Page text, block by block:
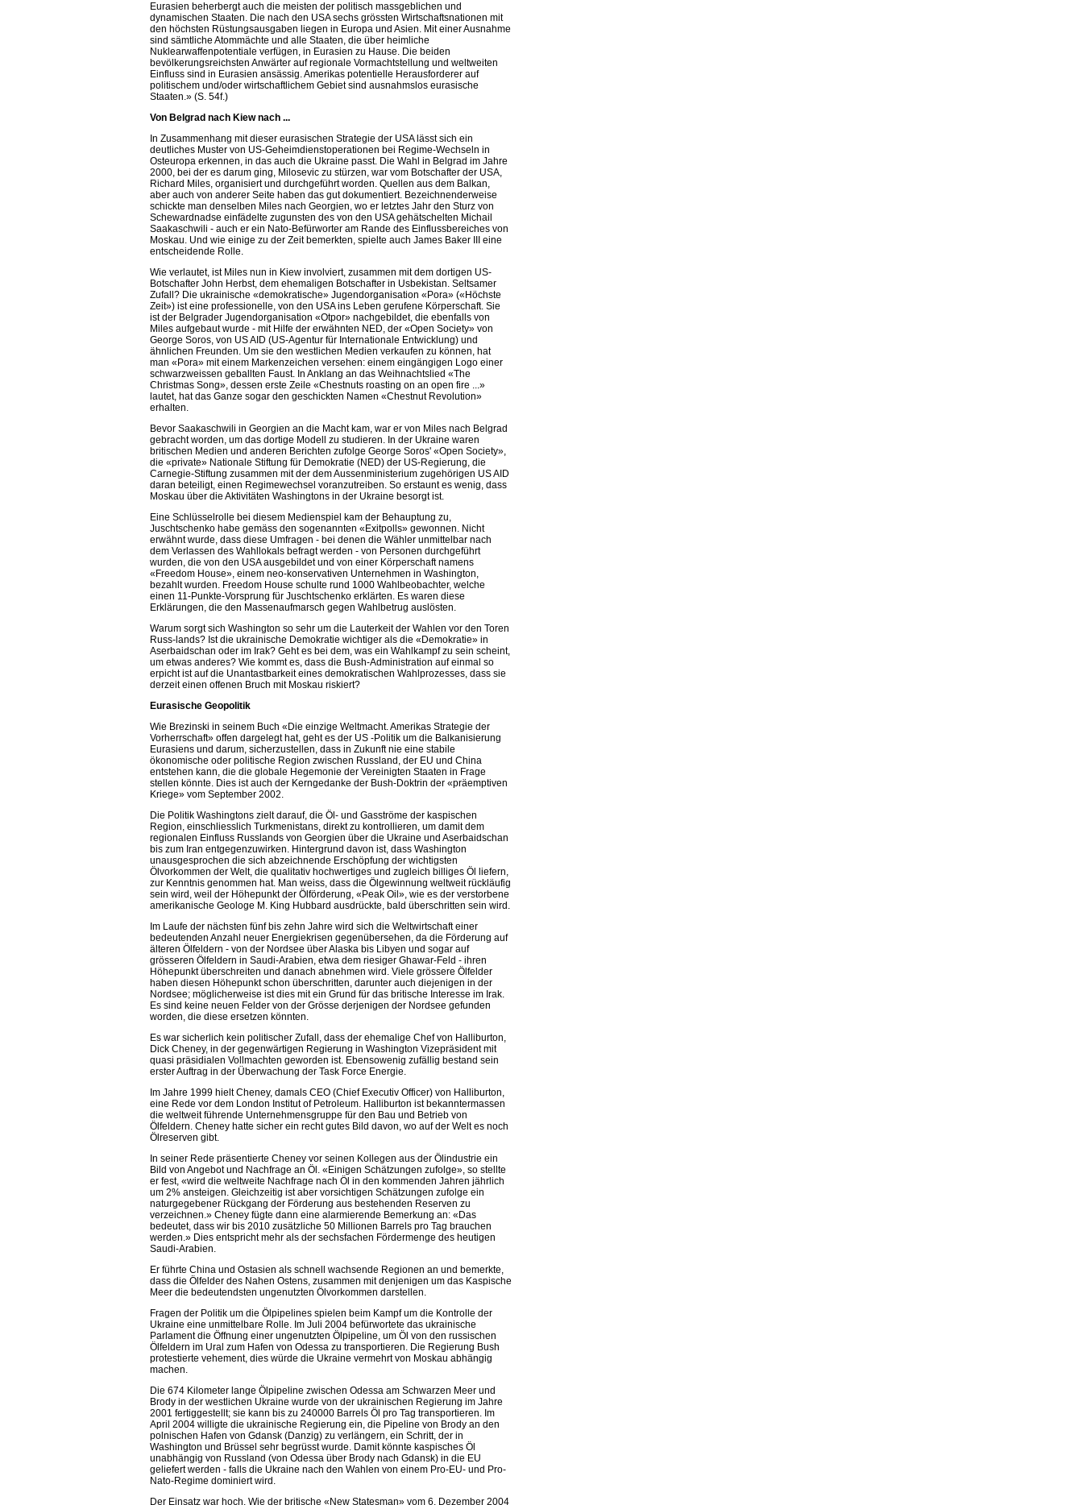
Eurasien beherbergt auch die meisten der politisch massgeblichen und
dynamischen Staaten. Die nach den USA sechs grössten Wirtschaftsnationen mit
den höchsten Rüstungsausgaben liegen in Europa und Asien. Mit einer Ausnahme
sind sämtliche Atommächte und alle Staaten, die über heimliche
Nuklearwaffenpotentiale verfügen, in Eurasien zu Hause. Die beiden
bevölkerungsreichsten Anwärter auf regionale Vormachtstellung und weltweiten
Einfluss sind in Eurasien ansässig. Amerikas potentielle Herausforderer auf
politischem und/oder wirtschaftlichem Gebiet sind ausnahmslos eurasische
Staaten.» (S. 54f.)
Von Belgrad nach Kiew nach ...
In Zusammenhang mit dieser eurasischen Strategie der USA lässt sich ein
deutliches Muster von US-Geheimdienstoperationen bei Regime-Wechseln in
Osteuropa erkennen, in das auch die Ukraine passt. Die Wahl in Belgrad im Jahre
2000, bei der es darum ging, Milosevic zu stürzen, war vom Botschafter der USA,
Richard Miles, organisiert und durchgeführt worden. Quellen aus dem Balkan,
aber auch von anderer Seite haben das gut dokumentiert. Bezeichnenderweise
schickte man denselben Miles nach Georgien, wo er letztes Jahr den Sturz von
Schewardnadse einfädelte zugunsten des von den USA gehätschelten Michail
Saakaschwili - auch er ein Nato-Befürworter am Rande des Einflussbereiches von
Moskau. Und wie einige zu der Zeit bemerkten, spielte auch James Baker III eine
entscheidende Rolle.
Wie verlautet, ist Miles nun in Kiew involviert, zusammen mit dem dortigen US-
Botschafter John Herbst, dem ehemaligen Botschafter in Usbekistan. Seltsamer
Zufall? Die ukrainische «demokratische» Jugendorganisation «Pora» («Höchste
Zeit») ist eine professionelle, von den USA ins Leben gerufene Körperschaft. Sie
ist der Belgrader Jugendorganisation «Otpor» nachgebildet, die ebenfalls von
Miles aufgebaut wurde - mit Hilfe der erwähnten NED, der «Open Society» von
George Soros, von US AID (US-Agentur für Internationale Entwicklung) und
ähnlichen Freunden. Um sie den westlichen Medien verkaufen zu können, hat
man «Pora» mit einem Markenzeichen versehen: einem eingängigen Logo einer
schwarzweissen geballten Faust. In Anklang an das Weihnachtslied «The
Christmas Song», dessen erste Zeile «Chestnuts roasting on an open fire ...»
lautet, hat das Ganze sogar den geschickten Namen «Chestnut Revolution»
erhalten.
Bevor Saakaschwili in Georgien an die Macht kam, war er von Miles nach Belgrad
gebracht worden, um das dortige Modell zu studieren. In der Ukraine waren
britischen Medien und anderen Berichten zufolge George Soros' «Open Society»,
die «private» Nationale Stiftung für Demokratie (NED) der US-Regierung, die
Carnegie-Stiftung zusammen mit der dem Aussenministerium zugehörigen US AID
daran beteiligt, einen Regimewechsel voranzutreiben. So erstaunt es wenig, dass
Moskau über die Aktivitäten Washingtons in der Ukraine besorgt ist.
Eine Schlüsselrolle bei diesem Medienspiel kam der Behauptung zu,
Juschtschenko habe gemäss den sogenannten «Exitpolls» gewonnen. Nicht
erwähnt wurde, dass diese Umfragen - bei denen die Wähler unmittelbar nach
dem Verlassen des Wahllokals befragt werden - von Personen durchgeführt
wurden, die von den USA ausgebildet und von einer Körperschaft namens
«Freedom House», einem neo-konservativen Unternehmen in Washington,
bezahlt wurden. Freedom House schulte rund 1000 Wahlbeobachter, welche
einen 11-Punkte-Vorsprung für Juschtschenko erklärten. Es waren diese
Erklärungen, die den Massenaufmarsch gegen Wahlbetrug auslösten.
Warum sorgt sich Washington so sehr um die Lauterkeit der Wahlen vor den Toren
Russ-lands? Ist die ukrainische Demokratie wichtiger als die «Demokratie» in
Aserbaidschan oder im Irak? Geht es bei dem, was ein Wahlkampf zu sein scheint,
um etwas anderes? Wie kommt es, dass die Bush-Administration auf einmal so
erpicht ist auf die Unantastbarkeit eines demokratischen Wahlprozesses, dass sie
derzeit einen offenen Bruch mit Moskau riskiert?
Eurasische Geopolitik
Wie Brezinski in seinem Buch «Die einzige Weltmacht. Amerikas Strategie der
Vorherrschaft» offen dargelegt hat, geht es der US -Politik um die Balkanisierung
Eurasiens und darum, sicherzustellen, dass in Zukunft nie eine stabile
ökonomische oder politische Region zwischen Russland, der EU und China
entstehen kann, die die globale Hegemonie der Vereinigten Staaten in Frage
stellen könnte. Dies ist auch der Kerngedanke der Bush-Doktrin der «präemptiven
Kriege» vom September 2002.
Die Politik Washingtons zielt darauf, die Öl- und Gasströme der kaspischen
Region, einschliesslich Turkmenistans, direkt zu kontrollieren, um damit dem
regionalen Einfluss Russlands von Georgien über die Ukraine und Aserbaidschan
bis zum Iran entgegenzuwirken. Hintergrund davon ist, dass Washington
unausgesprochen die sich abzeichnende Erschöpfung der wichtigsten
Ölvorkommen der Welt, die qualitativ hochwertiges und zugleich billiges Öl liefern,
zur Kenntnis genommen hat. Man weiss, dass die Ölgewinnung weltweit rückläufig
sein wird, weil der Höhepunkt der Ölförderung, «Peak Oil», wie es der verstorbene
amerikanische Geologe M. King Hubbard ausdrückte, bald überschritten sein wird.
Im Laufe der nächsten fünf bis zehn Jahre wird sich die Weltwirtschaft einer
bedeutenden Anzahl neuer Energiekrisen gegenübersehen, da die Förderung auf
älteren Ölfeldern - von der Nordsee über Alaska bis Libyen und sogar auf
grösseren Ölfeldern in Saudi-Arabien, etwa dem riesiger Ghawar-Feld - ihren
Höhepunkt überschreiten und danach abnehmen wird. Viele grössere Ölfelder
haben diesen Höhepunkt schon überschritten, darunter auch diejenigen in der
Nordsee; möglicherweise ist dies mit ein Grund für das britische Interesse im Irak.
Es sind keine neuen Felder von der Grösse derjenigen der Nordsee gefunden
worden, die diese ersetzen könnten.
Es war sicherlich kein politischer Zufall, dass der ehemalige Chef von Halliburton,
Dick Cheney, in der gegenwärtigen Regierung in Washington Vizepräsident mit
quasi präsidialen Vollmachten geworden ist. Ebensowenig zufällig bestand sein
erster Auftrag in der Überwachung der Task Force Energie.
Im Jahre 1999 hielt Cheney, damals CEO (Chief Executiv Officer) von Halliburton,
eine Rede vor dem London Institut of Petroleum. Halliburton ist bekanntermassen
die weltweit führende Unternehmensgruppe für den Bau und Betrieb von
Ölfeldern. Cheney hatte sicher ein recht gutes Bild davon, wo auf der Welt es noch
Ölreserven gibt.
In seiner Rede präsentierte Cheney vor seinen Kollegen aus der Ölindustrie ein
Bild von Angebot und Nachfrage an Öl. «Einigen Schätzungen zufolge», so stellte
er fest, «wird die weltweite Nachfrage nach Öl in den kommenden Jahren jährlich
um 2% ansteigen. Gleichzeitig ist aber vorsichtigen Schätzungen zufolge ein
naturgegebener Rückgang der Förderung aus bestehenden Reserven zu
verzeichnen.» Cheney fügte dann eine alarmierende Bemerkung an: «Das
bedeutet, dass wir bis 2010 zusätzliche 50 Millionen Barrels pro Tag brauchen
werden.» Dies entspricht mehr als der sechsfachen Fördermenge des heutigen
Saudi-Arabien.
Er führte China und Ostasien als schnell wachsende Regionen an und bemerkte,
dass die Ölfelder des Nahen Ostens, zusammen mit denjenigen um das Kaspische
Meer die bedeutendsten ungenutzten Ölvorkommen darstellen.
Fragen der Politik um die Ölpipelines spielen beim Kampf um die Kontrolle der
Ukraine eine unmittelbare Rolle. Im Juli 2004 befürwortete das ukrainische
Parlament die Öffnung einer ungenutzten Ölpipeline, um Öl von den russischen
Ölfeldern im Ural zum Hafen von Odessa zu transportieren. Die Regierung Bush
protestierte vehement, dies würde die Ukraine vermehrt von Moskau abhängig
machen.
Die 674 Kilometer lange Ölpipeline zwischen Odessa am Schwarzen Meer und
Brody in der westlichen Ukraine wurde von der ukrainischen Regierung im Jahre
2001 fertiggestellt; sie kann bis zu 240000 Barrels Öl pro Tag transportieren. Im
April 2004 willigte die ukrainische Regierung ein, die Pipeline von Brody an den
polnischen Hafen von Gdansk (Danzig) zu verlängern, ein Schritt, der in
Washington und Brüssel sehr begrüsst wurde. Damit könnte kaspisches Öl
unabhängig von Russland (von Odessa über Brody nach Gdansk) in die EU
geliefert werden - falls die Ukraine nach den Wahlen von einem Pro-EU- und Pro-
Nato-Regime dominiert wird.
Der Einsatz war hoch. Wie der britische «New Statesman» vom 6. Dezember 2004